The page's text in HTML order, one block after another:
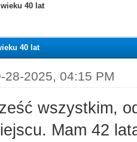
40 lat
40 lat
28-2025, 04:15 PM
wszystkim,
Mam 42